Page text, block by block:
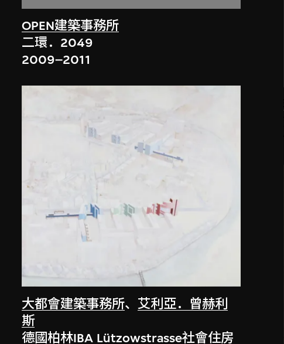
OPEN建築事務所
二環．2049
2009–2011
大都會建築事務所、艾利亞．曾赫利
斯
德國柏林IBA Lützowstrasse社會住房